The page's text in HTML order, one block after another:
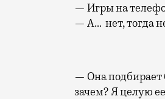
— Игры на
— А… нет, тогда
— Она подбирает
зачем? Я целую